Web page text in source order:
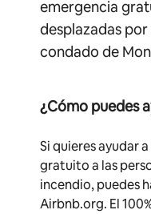
emergencia
desplazadas por
condado de
¿Cómo puedes
Si quieres ayudar
gratuito a las
incendio, puedes
Airbnb.org. El